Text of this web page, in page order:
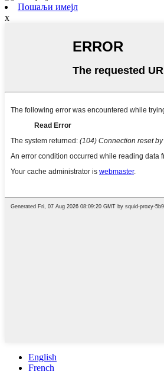
Пошаљи имејл
x
English
French